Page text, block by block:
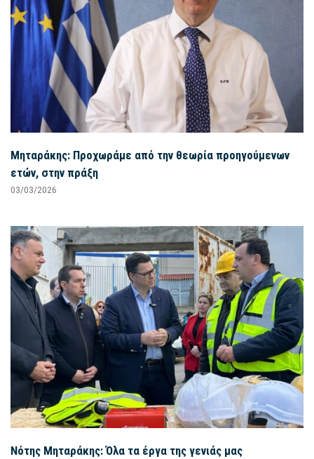
Μηταράκης: Προχωράμε από την θεωρία προηγούμενων
ετών, στην πράξη
03/03/2026
Νότης Μηταράκης: Όλα τα έργα της γενιάς μας